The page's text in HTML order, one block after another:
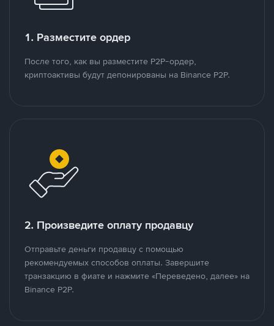
1. Разместите ордер
После того, как вы разместите P2P-ордер,
криптоактивы будут депонированы на Binance P2P.
2. Произведите оплату продавцу
Отправьте деньги продавцу с помощью
рекомендуемых способов оплаты. Завершите
транзакцию в фиате и нажмите «Переведено, далее» на
Binance P2P.